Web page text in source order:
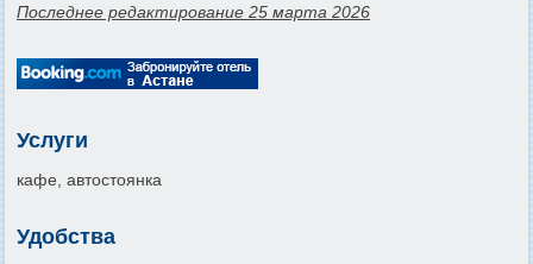
Последнее редактирование 25 марта 2026
Услуги
кафе, автостоянка
Удобства